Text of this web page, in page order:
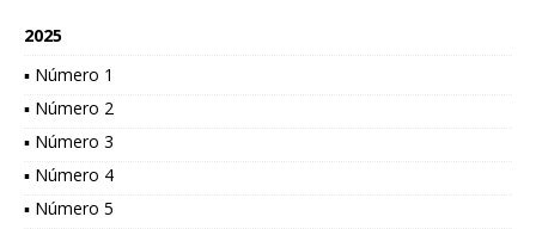
2025
▪ Número 1
▪ Número 2
▪ Número 3
▪ Número 4
▪ Número 5